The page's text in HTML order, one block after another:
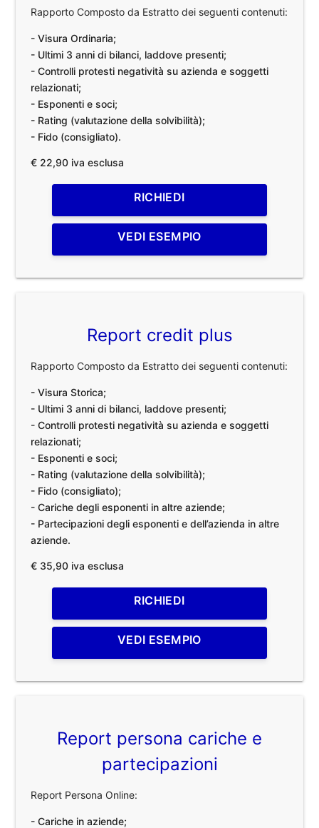
Rapporto Composto da Estratto dei seguenti contenuti:
- Visura Ordinaria;
- Ultimi 3 anni di bilanci, laddove presenti;
- Controlli protesti negatività su azienda e soggetti
relazionati;
- Esponenti e soci;
- Rating (valutazione della solvibilità);
- Fido (consigliato).
€ 22,90 iva esclusa
RICHIEDI
VEDI ESEMPIO
Report credit plus
Rapporto Composto da Estratto dei seguenti contenuti:
- Visura Storica;
- Ultimi 3 anni di bilanci, laddove presenti;
- Controlli protesti negatività su azienda e soggetti
relazionati;
- Esponenti e soci;
- Rating (valutazione della solvibilità);
- Fido (consigliato);
- Cariche degli esponenti in altre aziende;
- Partecipazioni degli esponenti e dell’azienda in altre
aziende.
€ 35,90 iva esclusa
RICHIEDI
VEDI ESEMPIO
Report persona cariche e
partecipazioni
Report Persona Online:
- Cariche in aziende;